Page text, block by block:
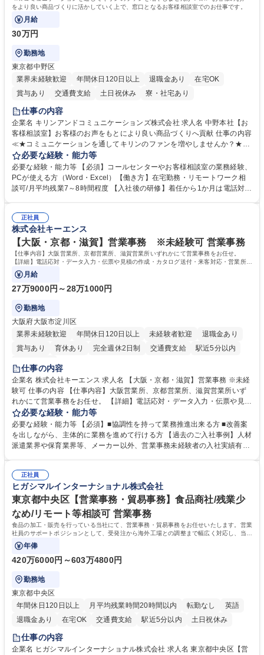
をより良い商品づくりに活かしていく上で、窓口となるお客様相談室でのお仕事です。
月給
30万円
勤務地
東京都中野区
業界未経験歓迎
年間休日120日以上 退職金あり
在宅OK
賞与あり
交通費支給 土日祝休み 寮・社宅あり
仕事の内容
企業名 キリンアンドコミュニケーションズ株式会社 求人名 中野本社【お
客様相談室】お客様のお声をもとにより良い商品づくりへ貢献 仕事の内容
≪★コミュニケーションを通してキリンのファンを増やしませんか？★≫
お客様のお声をより良い商品づくりに活かしていく上で、窓口となるお客
様相談室でのお仕事です。 日々お客様からいただくキリングループへのご
意見を、企業活動に活かしています。お客様からの声に迅速かつ誠意をも
って対応、情報提供するとともにグループ内活動に反映しています。 【具
平均100件前後■メール・手紙：同上40件前後 募集職種 中野本社【お客様
相談室】お客様のお声をもとにより良い商品づくりへ貢献
必要な経験・能力等
必要な経験・能力等 【必須】コールセンターやお客様相談室の業務経験、
PCが使える方（Word・Excel）【働き方】在宅勤務・リモートワーク相
談可/月平均残業7～8時間程度 【入社後の研修】着任から1か月は電話対応
すのでご安心ください。 【当社について】キリングループの広報機能を担
う会社として、お客様との出会いを大切にし、磨き上げたホスピタリティ
を込めてコミュニケーションをとりながら広報関連業務を行っておりま
す。 学歴・資格 学歴：大学院 大学 高専 短大 専修学校 高校 語学力： 資
格：
正社員
株式会社キーエンス
【大阪・京都・滋賀】営業事務 ※未経験可 営業事務
【仕事内容】大阪営業所、京都営業所、滋賀営業所いずれかにて営業事務をお任せ。
【詳細】電話応対・データ入力・伝票や見積の作成・カタログ送付・来客対応・営業所内
で発生する事務業務や業務改善をお任せ。
月給
27万9000円～28万1000円
勤務地
大阪府大阪市淀川区
業界未経験歓迎
年間休日120日以上 未経験者歓迎
退職金あり
賞与あり
育休あり 完全週休2日制 交通費支給
駅近5分以内
土日祝休み
仕事の内容
企業名 株式会社キーエンス 求人名 【大阪・京都・滋賀】営業事務 ※未経
験可 仕事の内容 【仕事内容】大阪営業所、京都営業所、滋賀営業所いず
れかにて営業事務をお任せ。 【詳細】電話応対・データ入力・伝票や見積
の作成・カタログ送付・来客対応・営業所内で発生する事務業務や業務改
善をお任せ。 【教育制度】ご入社後、育成担当とペアになりながらOJTに
て業務を覚えていただくことが可能です。業務システムがきちんと構築さ
れているため、スムーズに仕事に慣れることができる環境です。また、
募集職種 【大阪・京都・滋賀】営業事務 ※未経験可
必要な経験・能力等
必要な経験・能力等 【必須】■協調性を持って業務推進出来る方 ■改善案
を出しながら、主体的に業務を進めて行ける方 【過去のご入社事例】人材
派遣業界や保育業界等、メーカー以外、営業事務未経験者の入社実績有
えて、お客様や社員の状況に合わせ、能動的なサポート、改善の動きも期
待され。組織を支えるスペシャリストとして、チームに貢献し、結果的に
社員から頼られる存在になることができます。平均19:30の退勤以降の業
務の持ち帰りも禁止されており、メリハリのある働き方となります。 学
歴・資格 学歴：大学院 大学 高専 短大 語学力： 資格：
正社員
ヒガシマルインターナショナル株式会社
東京都中央区【営業事務・貿易事務】食品商社/残業少
なめ/リモート等相談可 営業事務
食品の加工・販売を行っている当社にて、営業事務・貿易事務をお任せいたします。営業
社員のサポートポジションとして、受発注から海外工場との調整まで幅広く対応し、当社
事業の根幹を支えていただきます。
年俸
420万6000円～603万4800円
勤務地
東京都中央区
年間休日120日以上
月平均残業時間20時間以内 転勤なし
英語
退職金あり
在宅OK 交通費支給 駅近5分以内 土日祝休み
仕事の内容
企業名 ヒガシマルインターナショナル株式会社 求人名 東京都中央区【営